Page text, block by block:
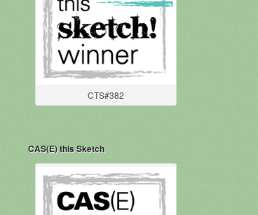
CTS#382
CAS(E) this Sketch